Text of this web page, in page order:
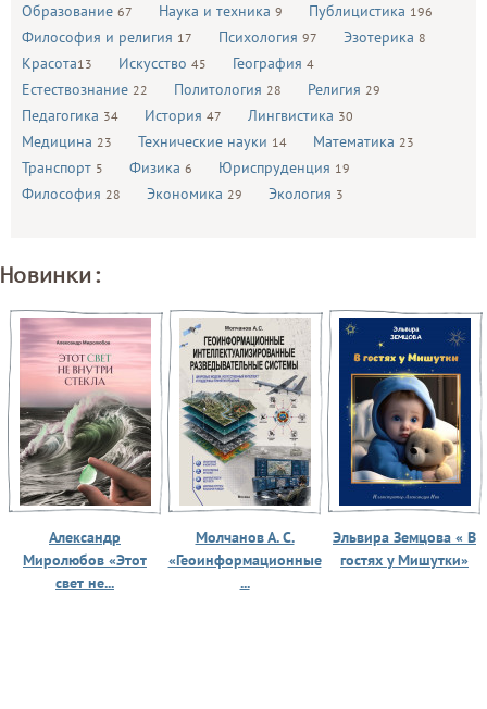
Образование 67 Наука и техника 9 Публицистика 196
Философия и религия 17 Психология 97 Эзотерика 8
Красота13 Искусство 45 География 4
Естествознание 22 Политология 28 Религия 29
Педагогика 34 История 47 Лингвистика 30
Медицина 23 Технические науки 14 Математика 23
Транспорт 5 Физика 6 Юриспруденция 19
Философия 28 Экономика 29 Экология 3
Новинки:
Александр
Миролюбов «Этот
свет не...
Молчанов А. С.
«Геоинформационные
...
Эльвира Земцова « В
гостях у Мишутки»